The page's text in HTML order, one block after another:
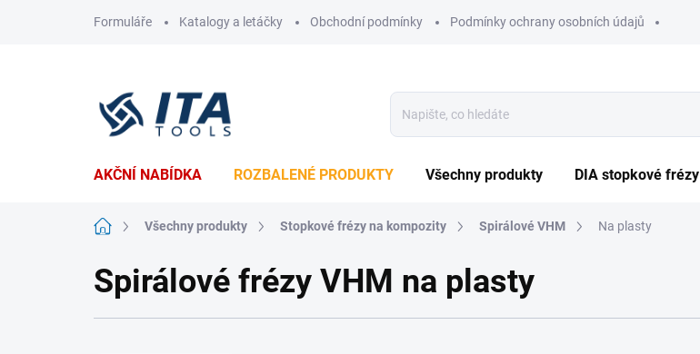
Formuláře Katalogy a letáčky Obchodní podmínky Podmínky ochrany osobních údajů
AKČNÍ NABÍDKA ROZBALENÉ PRODUKTY Všechny produkty DIA stopkové frézy
Domů Všechny produkty Stopkové frézy na kompozity Spirálové VHM Na plasty
Spirálové frézy VHM na plasty